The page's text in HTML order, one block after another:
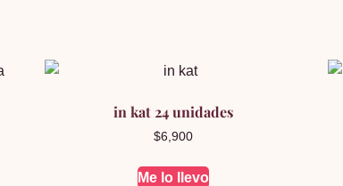
in kat 24 unidades
$6,900
Me lo llevo